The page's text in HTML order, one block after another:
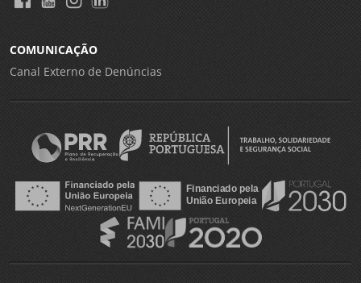
COMUNICAÇÃO
Canal Externo de Denúncias